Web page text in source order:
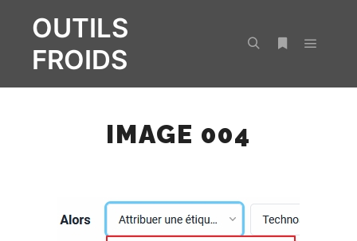
OUTILS
FROIDS
IMAGE 004